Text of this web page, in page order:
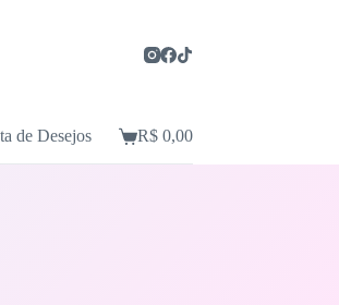
de Desejos Carrinho
R$0,00